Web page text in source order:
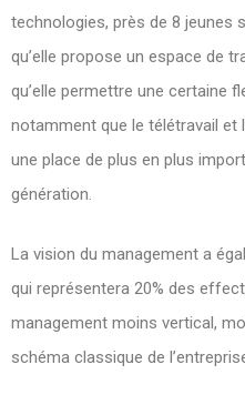
technologies, près de 8 jeunes
qu’elle propose un espace de
qu’elle permettre une certaine
notamment que le télétravail et
une place de plus en plus
génération.
La vision du management a
qui représentera 20% des
management moins vertical,
schéma classique de